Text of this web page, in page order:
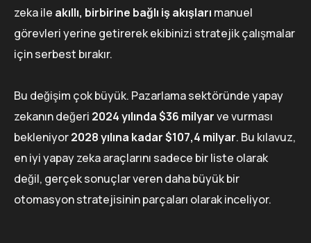
zeka ile akıllı, birbirine bağlı iş akışları manuel
görevleri yerine getirerek ekibinizi stratejik çalışmalar
için serbest bırakır.
Bu değişim çok büyük. Pazarlama sektöründe yapay
zekanın değeri 2024 yılında $36 milyarve vurması
bekleniyor2028 yılına kadar $107,4 milyar. Bu kılavuz,
en iyi yapay zeka araçlarını sadece bir liste olarak
değil, gerçek sonuçlar veren daha büyük bir
otomasyon stratejisinin parçaları olarak inceliyor.